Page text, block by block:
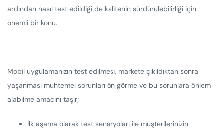
ardından nasıl test edildiği de kalitenin sürdürülebilirliği için
önemli bir konu.
Mobil uygulamanızın test edilmesi, markete çıkıldıktan sonra
yaşanması muhtemel sorunları ön görme ve bu sorunlara önlem
alabilme amacını taşır;
İlk aşama olarak test senaryoları ile müşterilerinizin